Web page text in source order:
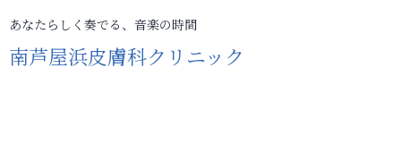
あなたらしく奏でる、音楽の時間
南芦屋浜皮膚科クリニック